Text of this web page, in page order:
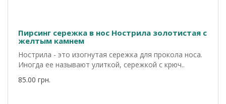
Пирсинг сережка в нос Нострила золотистая с
желтым камнем
Нострила - это изогнутая сережка для прокола носа.
Иногда ее называют улиткой, сережкой с крюч..
85.00 грн.